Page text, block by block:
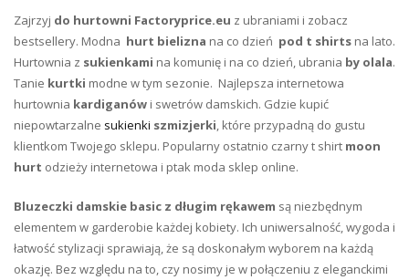
Zajrzyj do hurtowni Factoryprice.eu z ubraniami i zobacz
bestsellery. Modna hurt bielizna na co dzień pod t shirts na lato.
Hurtownia z sukienkami na komunię i na co dzień, ubrania by olala.
Tanie kurtki modne w tym sezonie. Najlepsza internetowa
hurtownia kardiganów i swetrów damskich. Gdzie kupić
niepowtarzalne sukienki szmizjerki , które przypadną do gustu
klientkom Twojego sklepu. Popularny ostatnio czarny t shirt moon
hurt odzieży internetowa i ptak moda sklep online.
Bluzeczki damskie basic z długim rękawem są niezbędnym
elementem w garderobie każdej kobiety. Ich uniwersalność, wygoda i
łatwość stylizacji sprawiają, że są doskonałym wyborem na każdą
okazję. Bez względu na to, czy nosimy je w połączeniu z eleganckimi